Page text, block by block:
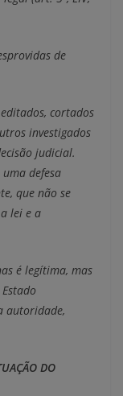
de
cortados
investigados
judicial.
defesa
que não se
lei e a
é legítima, mas
autoridade,
DO